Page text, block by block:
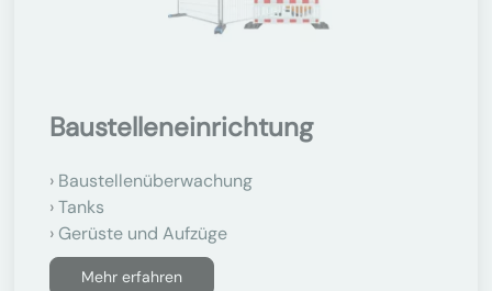
Baustelleneinrichtung
Baustellenüberwachung
Tanks
Gerüste und Aufzüge
Mehr erfahren